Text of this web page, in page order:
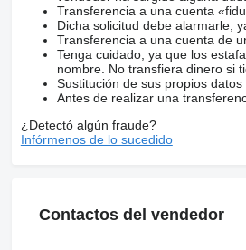
Transferencia a una cuenta
Dicha solicitud debe alarmarle,
Transferencia a una cuenta de
Tenga cuidado, ya que los
nombre. No transfiera dinero si
Sustitución de sus propios
Antes de realizar una
¿Detectó algún fraude?
Infórmenos de lo sucedido
Contactos del vendedor